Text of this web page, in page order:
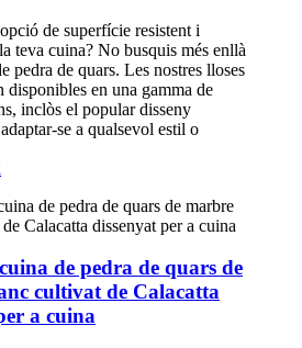
de superfície resistent i
teva cuina? No busquis més enllà
pedra de quars. Les nostres lloses
disponibles en una gamma de
inclòs el popular disseny
se a qualsevol estil o
de pedra de quars de
cultivat de Calacatta
a cuina